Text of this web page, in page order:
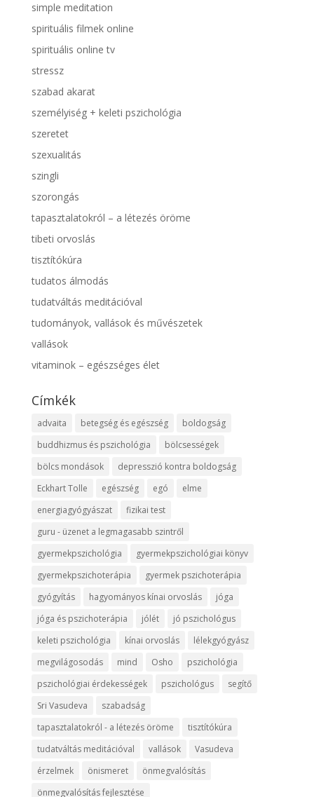
simple meditation
spirituális filmek online
spirituális online tv
stressz
szabad akarat
személyiség + keleti pszichológia
szeretet
szexualitás
szingli
szorongás
tapasztalatokról – a létezés öröme
tibeti orvoslás
tisztítókúra
tudatos álmodás
tudatváltás meditációval
tudományok, vallások és művészetek
vallások
vitaminok – egészséges élet
Címkék
advaita betegség és egészség
boldogság
buddhizmus és pszichológia
bölcsességek
bölcs mondások
depresszió kontra boldogság
Eckhart Tolle
egészség egó
elme
energiagyógyászat
fizikai test
guru - üzenet a legmagasabb szintről
gyermekpszichológia
gyermekpszichológiai könyv
gyermekpszichoterápia
gyermek pszichoterápia
gyógyítás
hagyományos kínai orvoslás
jóga
jóga és pszichoterápia
jólét
jó pszichológus
keleti pszichológia
kínai orvoslás
lélekgyógyász
megvilágosodás
mind Osho
pszichológia
pszichológiai érdekességek
pszichológus
segítő
Sri Vasudeva
szabadság
tapasztalatokról - a létezés öröme
tisztítókúra
tudatváltás meditációval
vallások
Vasudeva
érzelmek
önismeret
önmegvalósítás
önmegvalósítás fejlesztése